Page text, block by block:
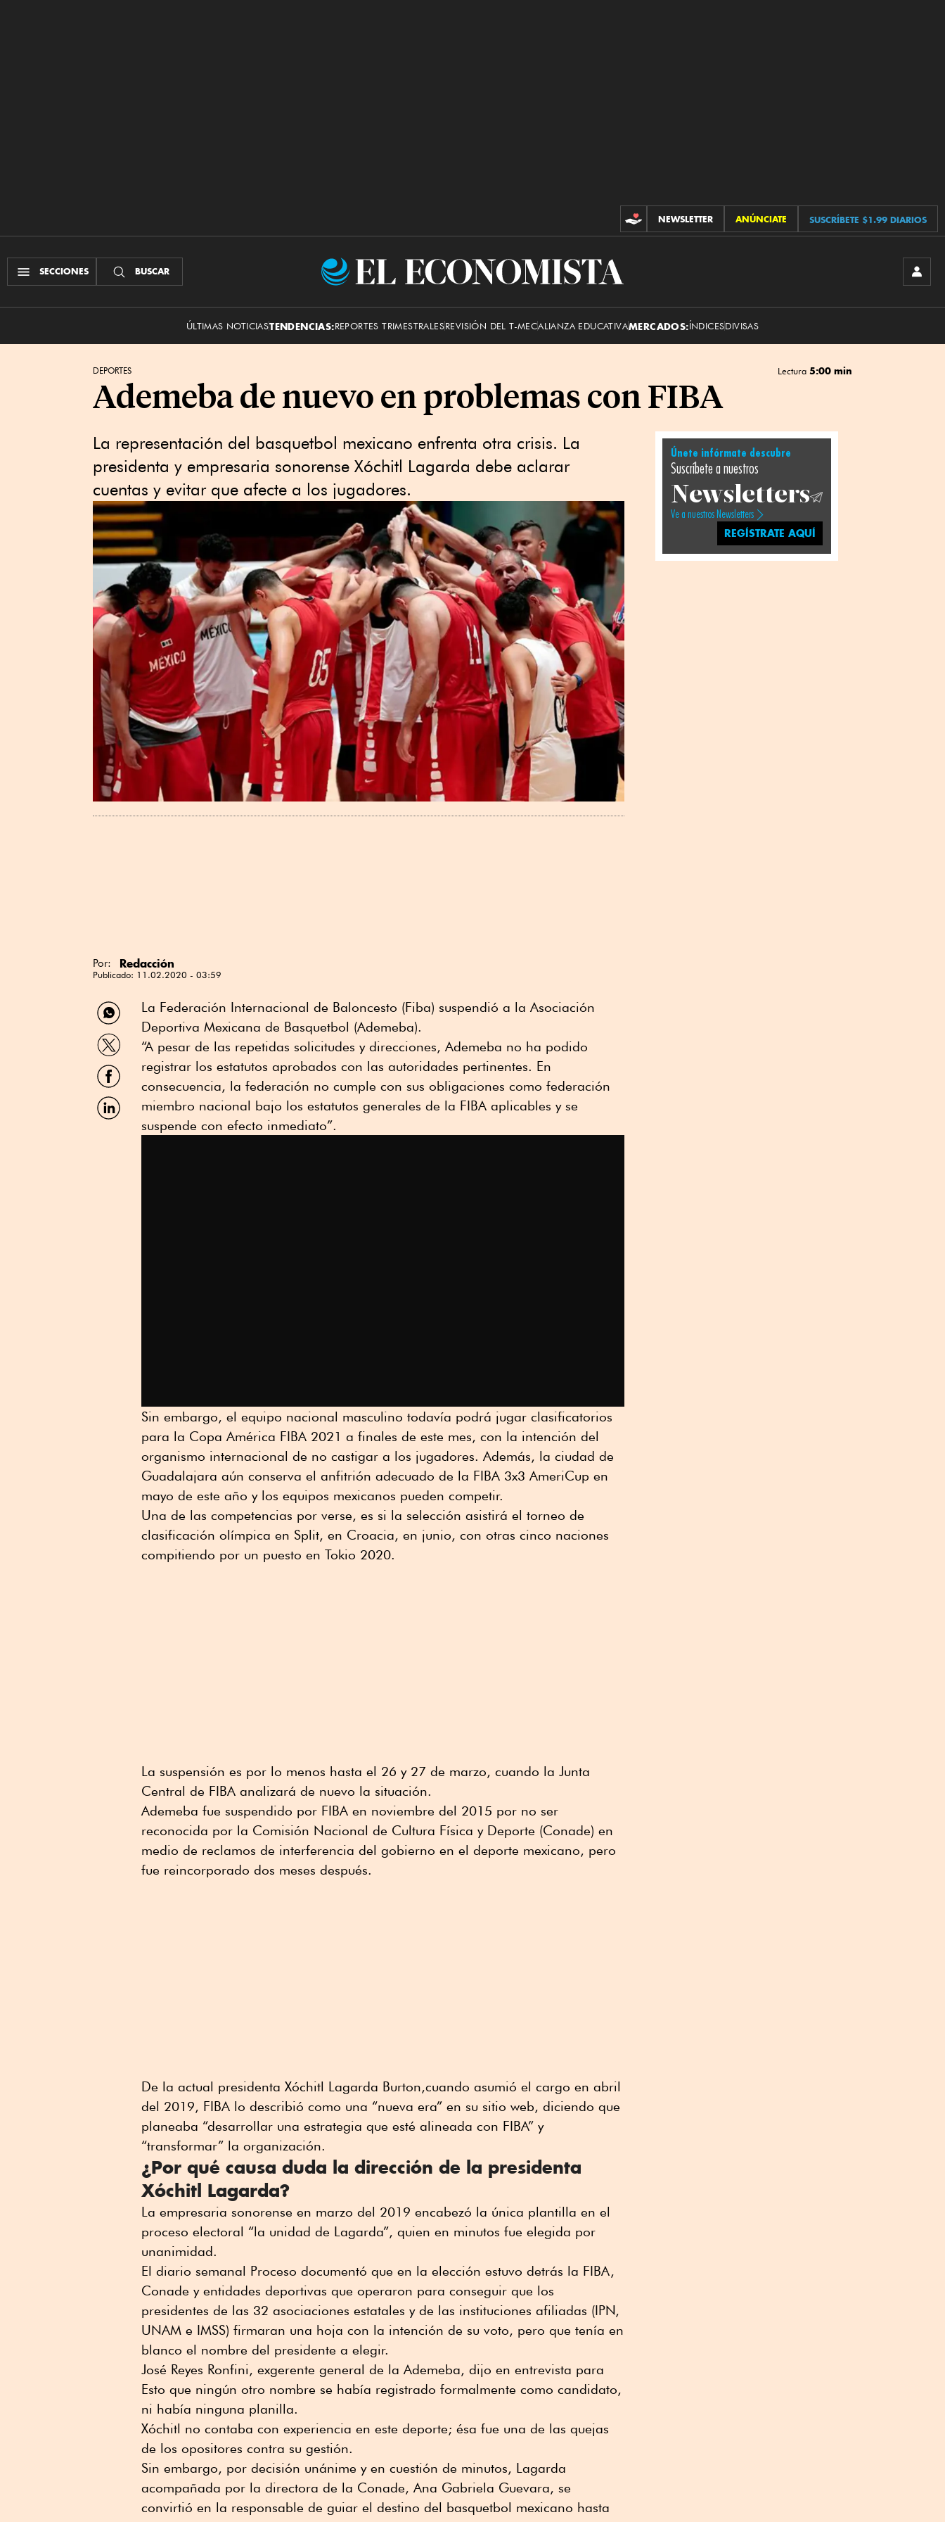
CONTRIBUCIONES
NEWSLETTER ANÚNCIATE SUSCRÍBETE $1.99 DIARIOS
SECCIONES BUSCAR
El
ÚLTIMAS NOTICIASTENDENCIAS:REPORTES TRIMESTRALESREVISIÓN DEL T-MECALIANZA EDUCATIVAMERCADOS:ÍNDICESDIVISAS
DEPORTES Lectura 5:00 min
Ademeba de nuevo en problemas con FIBA
La representación del basquetbol mexicano enfrenta otra crisis. La
presidenta y empresaria sonorense Xóchitl Lagarda debe aclarar
cuentas y evitar que afecte a los jugadores.
Por: Redacción
Publicado: 11.02.2020 - 03:59
Compartir
por
WhatsApp
Compartir
por
Twitter
Compartir
por
Facebook
Compartir
por
La Federación Internacional de Baloncesto (Fiba) suspendió a la Asociación
Deportiva Mexicana de Basquetbol (Ademeba).
“A pesar de las repetidas solicitudes y direcciones, Ademeba no ha podido
registrar los estatutos aprobados con las autoridades pertinentes. En
consecuencia, la federación no cumple con sus obligaciones como federación
miembro nacional bajo los estatutos generales de la FIBA aplicables y se
suspende con efecto inmediato”.
Sin embargo, el equipo nacional masculino todavía podrá jugar clasificatorios
para la Copa América FIBA 2021 a finales de este mes, con la intención del
organismo internacional de no castigar a los jugadores. Además, la ciudad de
Guadalajara aún conserva el anfitrión adecuado de la FIBA 3x3 AmeriCup en
mayo de este año y los equipos mexicanos pueden competir.
Una de las competencias por verse, es si la selección asistirá el torneo de
clasificación olímpica en Split, en Croacia, en junio, con otras cinco naciones
compitiendo por un puesto en Tokio 2020.
La suspensión es por lo menos hasta el 26 y 27 de marzo, cuando la Junta
Central de FIBA analizará de nuevo la situación.
Ademeba fue suspendido por FIBA en noviembre del 2015 por no ser
reconocida por la Comisión Nacional de Cultura Física y Deporte (Conade) en
medio de reclamos de interferencia del gobierno en el deporte mexicano, pero
fue reincorporado dos meses después.
De la actual presidenta Xóchitl Lagarda Burton,cuando asumió el cargo en abril
del 2019, FIBA lo describió como una “nueva era” en su sitio web, diciendo que
planeaba “desarrollar una estrategia que esté alineada con FIBA” y
“transformar” la organización.
¿Por qué causa duda la dirección de la presidenta
Xóchitl Lagarda?
La empresaria sonorense en marzo del 2019 encabezó la única plantilla en el
proceso electoral “la unidad de Lagarda”, quien en minutos fue elegida por
unanimidad.
El diario semanal Proceso documentó que en la elección estuvo detrás la FIBA,
Conade y entidades deportivas que operaron para conseguir que los
presidentes de las 32 asociaciones estatales y de las instituciones afiliadas (IPN,
UNAM e IMSS) firmaran una hoja con la intención de su voto, pero que tenía en
blanco el nombre del presidente a elegir.
José Reyes Ronfini, exgerente general de la Ademeba, dijo en entrevista para
Esto que ningún otro nombre se había registrado formalmente como candidato,
ni había ninguna planilla.
Xóchitl no contaba con experiencia en este deporte; ésa fue una de las quejas
de los opositores contra su gestión.
Sin embargo, por decisión unánime y en cuestión de minutos, Lagarda
acompañada por la directora de la Conade, Ana Gabriela Guevara, se
convirtió en la responsable de guiar el destino del basquetbol mexicano hasta
Únete infórmate descubre
Suscríbete a nuestros
Newsletters
Ve a nuestros Newsletters
REGÍSTRATE AQUÍ